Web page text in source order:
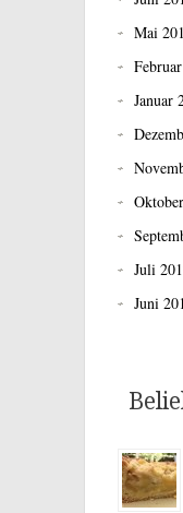
Mai
Januar
Juli
Juni